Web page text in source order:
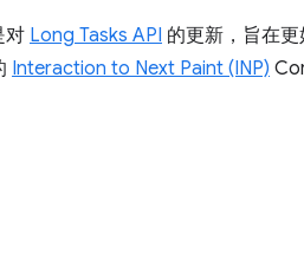
对 Long Tasks API 的更新，旨在
Interaction to Next Paint (INP)